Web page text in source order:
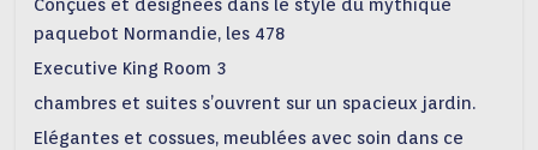
Conçues et désignées dans le style du mythique
paquebot Normandie, les 478
Executive King Room 3
chambres et suites s’ouvrent sur un spacieux jardin.
Elégantes et cossues, meublées avec soin dans ce